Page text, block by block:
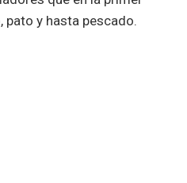
pato y hasta pescado.